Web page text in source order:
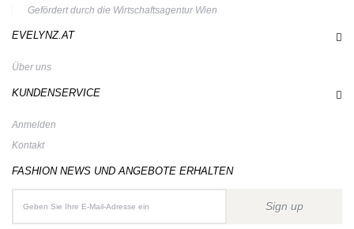
Gefördert durch die Wirtschaftsagentur Wien
EVELYNZ.AT
Über uns
KUNDENSERVICE
Anmelden
Kontakt
FASHION NEWS UND ANGEBOTE ERHALTEN
Sign up